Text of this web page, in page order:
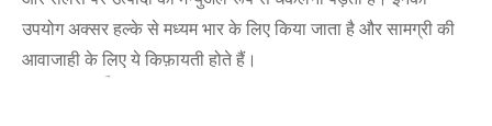
उपयोग अक्सर हल्के से मध्यम भार के लिए किया जाता है और सामग्री की
आवाजाही के लिए ये किफ़ायती होते हैं।